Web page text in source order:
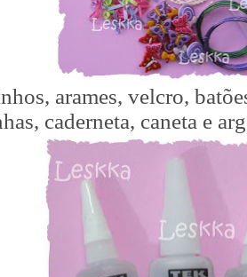
arames, velcro,
caderneta, caneta e